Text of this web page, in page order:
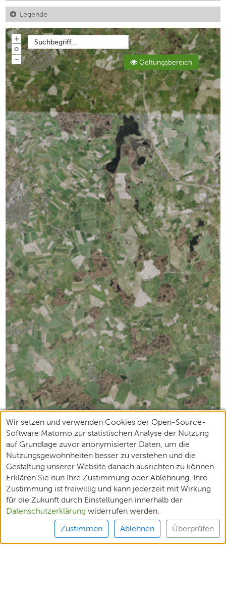
Legende
Suchbegriff...
Geltungsbereich
+
o
−
Wir setzen und verwenden Cookies der Open-Source-
Software Matomo zur statistischen Analyse der Nutzung
auf Grundlage zuvor anonymisierter Daten, um die
Nutzungsgewohnheiten besser zu verstehen und die
Gestaltung unserer Website danach ausrichten zu können.
Erklären Sie nun Ihre Zustimmung oder Ablehnung. Ihre
Zustimmung ist freiwillig und kann jederzeit mit Wirkung
für die Zukunft durch Einstellungen innerhalb der
Datenschutzerklärung widerrufen werden.
Zustimmen Ablehnen Überprüfen